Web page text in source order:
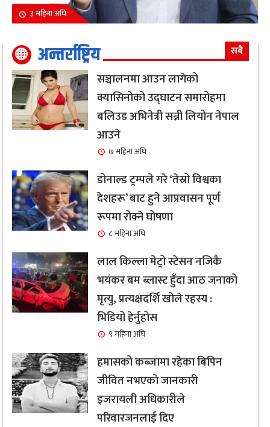
३ महिना अघि
अन्तर्राष्ट्रिय सबै
सञ्चालनमा आउन लागेको
क्यासिनोको उद्घाटन समारोहमा
बलिउड अभिनेत्री सन्नी लियोन नेपाल
आउने
७ महिना अघि
डोनाल्ड ट्रम्पले गरे ‘तेस्रो विश्वका
देशहरू’ बाट हुने आप्रवासन पूर्ण
रूपमा रोक्ने घोषणा
८ महिना अघि
लाल किल्ला मेट्रो स्टेसन नजिकै
भयंकर बम ब्लास्ट हुँदा आठ जनाको
मृत्यु, प्रत्यक्षदर्शि खोले रहस्य :
भिडियो हेर्नुहोस
९ महिना अघि
हमासको कब्जामा रहेका बिपिन
जीवित नभएको जानकारी
इजरायली अधिकारीले
परिवारजनलाई दिए